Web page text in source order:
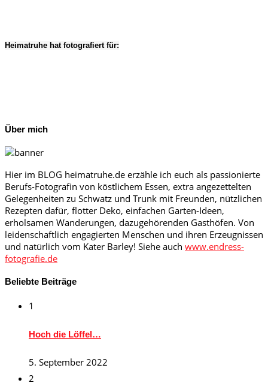
Heimatruhe hat fotografiert für:
Über mich
Hier im BLOG heimatruhe.de erzähle ich euch als passionierte
Berufs-Fotografin von köstlichem Essen, extra angezettelten
Gelegenheiten zu Schwatz und Trunk mit Freunden, nützlichen
Rezepten dafür, flotter Deko, einfachen Garten-Ideen,
erholsamen Wanderungen, dazugehörenden Gasthöfen. Von
leidenschaftlich engagierten Menschen und ihren Erzeugnissen
und natürlich vom Kater Barley! Siehe auch www.endress-
fotografie.de
Beliebte Beiträge
1
Hoch die Löffel…
5. September 2022
2